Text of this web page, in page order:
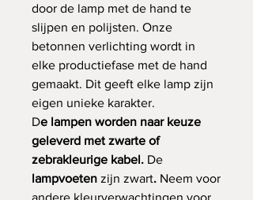
door de lamp met de hand te
slijpen en polijsten. Onze
betonnen verlichting wordt in
elke productiefase met de hand
gemaakt. Dit geeft elke lamp zijn
eigen unieke karakter.
De lampen worden naar keuze
geleverd met zwarte of
zebrakleurige kabel. De
lampvoeten zijn zwart. Neem voor
andere kleurverwachtingen voor